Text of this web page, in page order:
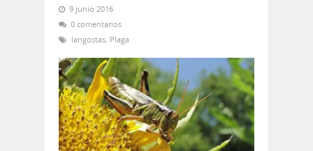
9 junio 2016
0 comentarios
langostas, Plaga